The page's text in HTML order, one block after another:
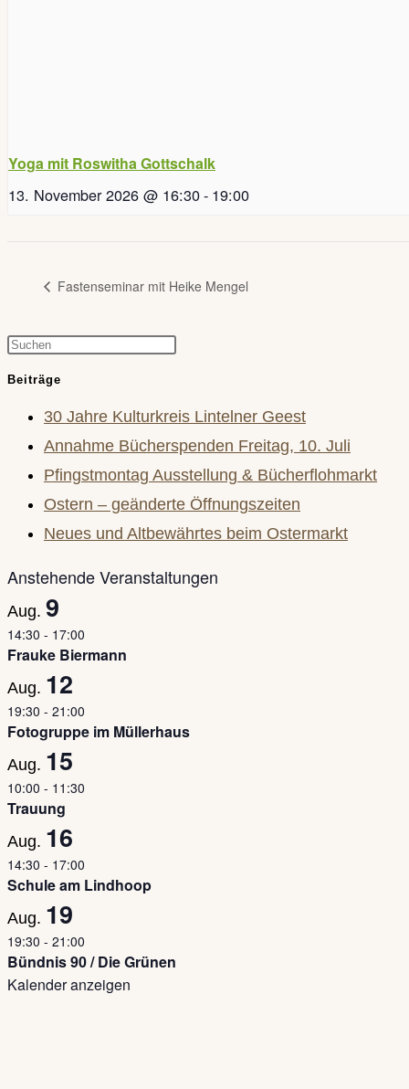
Yoga mit Roswitha Gottschalk
13. November 2026 @ 16:30- 19:00
Fastenseminar mit Heike Mengel
Press
close
the
search
panel.
Beiträge
30 Jahre Kulturkreis Lintelner Geest
Annahme Bücherspenden Freitag, 10. Juli
Pfingstmontag Ausstellung & Bücherflohmarkt
Ostern – geänderte Öffnungszeiten
Neues und Altbewährtes beim Ostermarkt
Anstehende Veranstaltungen
Aug. 9
14:30 - 17:00
Frauke Biermann
Aug. 12
19:30 - 21:00
Fotogruppe im Müllerhaus
Aug. 15
10:00 - 11:30
Trauung
Aug. 16
14:30 - 17:00
Schule am Lindhoop
Aug. 19
19:30 - 21:00
Bündnis 90 / Die Grünen
Kalender anzeigen